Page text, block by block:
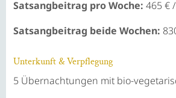
Satsangbeitrag pro Woche: 465 €
Satsangbeitrag beide Wochen:
Unterkunft & Verpflegung
5 Übernachtungen mit bio-